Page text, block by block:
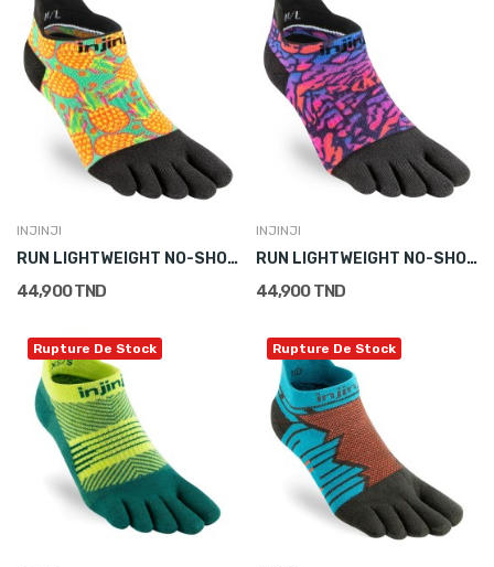
INJINJI
RUN LIGHTWEIGHT NO-SHOW
44,900 TND
INJINJI
RUN LIGHTWEIGHT NO-SHOW
44,900 TND
Rupture De Stock Rupture De Stock